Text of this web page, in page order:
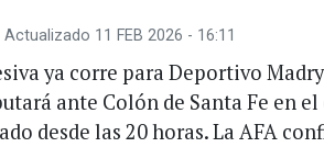
| Actualizado 11 FEB 2026 - 16:11
ya corre para Deportivo
ante Colón de Santa Fe en
desde las 20 horas. La AFA